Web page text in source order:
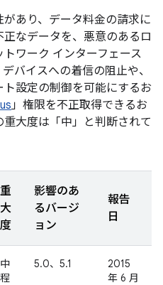
あり、データ料金の請求に
なデータを、悪意のあるロ
ワーク インターフェース
バイスへの着信の阻止や、
設定の制御を可能にするお
」権限を不正取得できるお
大度は「中」と判断されて
重
大
度
影響のあ
るバージ
ョン
報告
日
中
程
5.0、5.1
2015
年 6 月